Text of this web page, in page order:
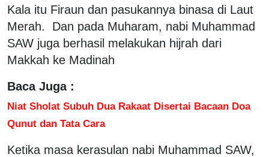
Kala itu Firaun dan pasukannya binasa di Laut
Merah. Dan pada Muharam, nabi Muhammad
SAW juga berhasil melakukan hijrah dari
Makkah ke Madinah
Baca Juga :
Niat Sholat Subuh Dua Rakaat Disertai Bacaan Doa
Qunut dan Tata Cara
Ketika masa kerasulan nabi Muhammad SAW,